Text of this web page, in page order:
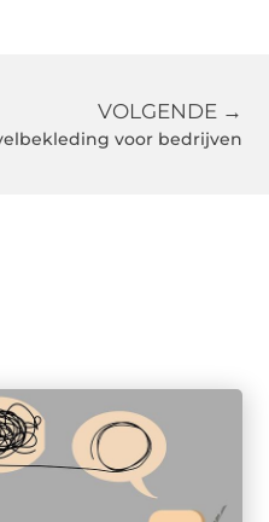
VOLGENDE →
voor bedrijven